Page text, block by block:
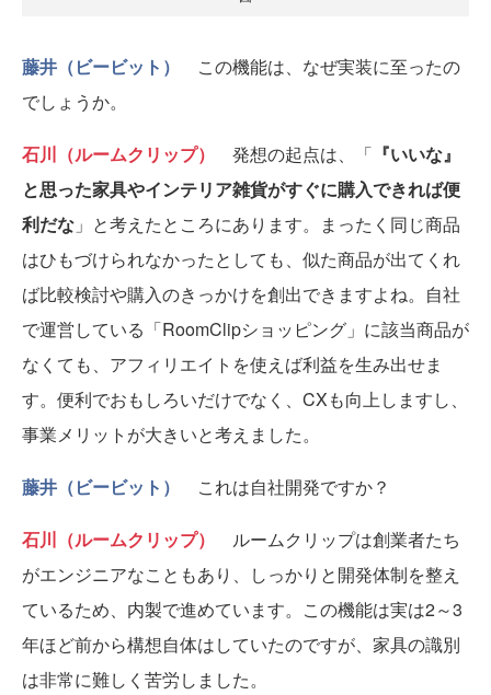
藤井（ビービット）
この機能は、なぜ実装に至ったの
でしょうか。
石川（ルームクリップ） 発想の起点は、「 『いいな』
と思った家具やインテリア雑貨がすぐに購入できれば便
利だな 」と考えたところにあります。まったく同じ商品
はひもづけられなかったとしても、似た商品が出てくれ
ば比較検討や購入のきっかけを創出できますよね。自社
で運営している「RoomClipショッピング」に該当商品が
なくても、アフィリエイトを使えば利益を生み出せま
す。便利でおもしろいだけでなく、CXも向上しますし、
事業メリットが大きいと考えました。
藤井（ビービット） これは自社開発ですか？
石川（ルームクリップ）
ルームクリップは創業者たち
がエンジニアなこともあり、しっかりと開発体制を整え
ているため、内製で進めています。この機能は実は2～3
年ほど前から構想自体はしていたのですが、家具の識別
は非常に難しく苦労しました。